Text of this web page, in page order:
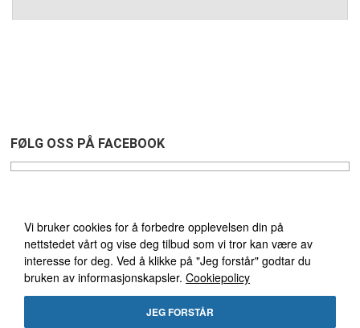
Vi bruker cookies for å forbedre opplevelsen din på
nettstedet vårt og vise deg tilbud som vi tror kan være av
interesse for deg. Ved å klikke på "Jeg forstår" godtar du
bruken av informasjonskapsler. Cookiepolicy
JEG FORSTÅR
FØLG OSS PÅ FACEBOOK
GRATIS FRAKT GJELDER
VED KJØP OVER 1495 NOK
&ÅPENT KJØP 30 DAGER